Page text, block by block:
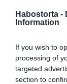
Habostorta -
Information
If you wish to
processing of
targeted
section to
friss